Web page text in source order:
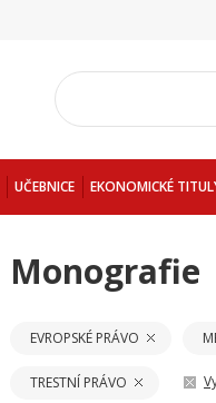
UČEBNICE EKONOMICKÉ
Monografie
EVROPSKÉ PRÁVO
TRESTNÍ PRÁVO